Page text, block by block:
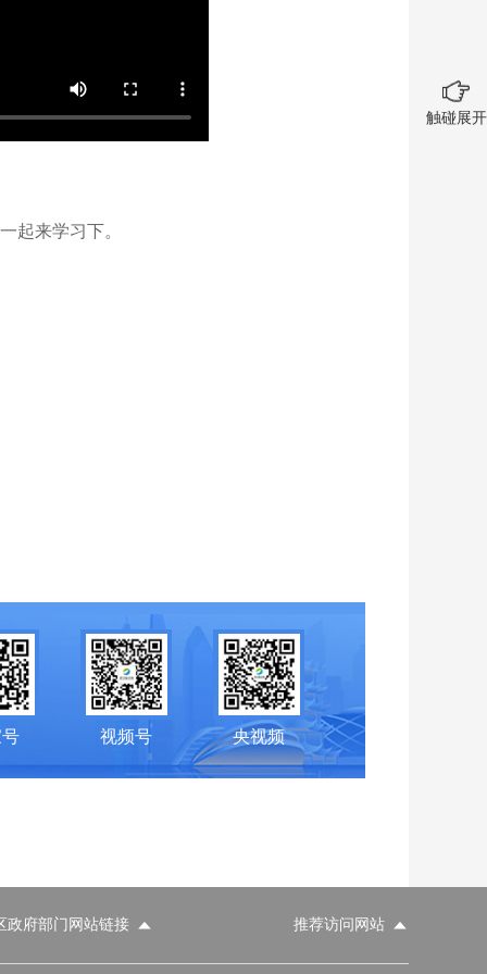
起来学习下。
视频号 央视频
政府部门网站链接 推荐访问网站
触碰展开